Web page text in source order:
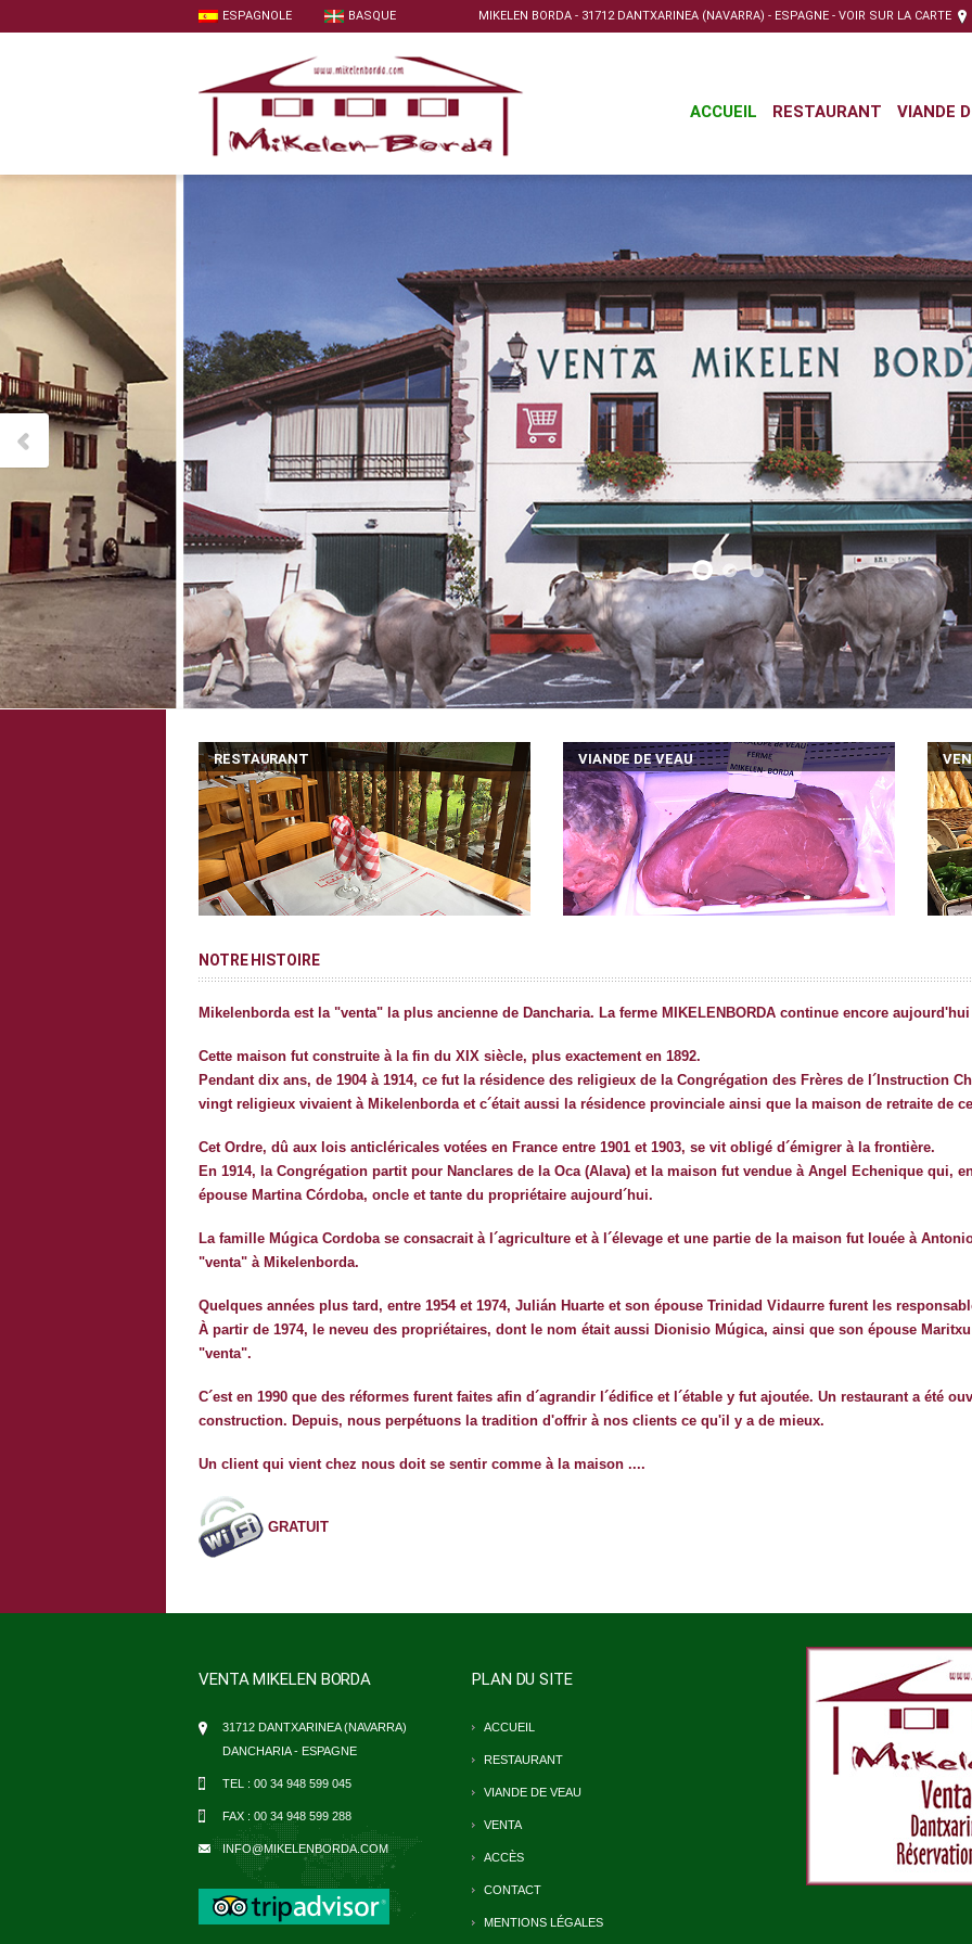
ESPAGNOLE BASQUE MIKELEN BORDA - 31712 DANTXARINEA (NAVARRA) - ESPAGNE - VOIR SUR LA CARTE
ACCUEIL RESTAURANT VIANDE
RESTAURANT VIANDE DE VEAU
NOTRE HISTOIRE
Mikelenborda est la "venta" la plus ancienne de Dancharia. La ferme MIKELENBORDA continue encore
Cette maison fut construite à la fin du XIX siècle, plus exactement en 1892.
Pendant dix ans, de 1904 à 1914, ce fut la résidence des religieux de la Congrégation des Frères de l´Instruction
vingt religieux vivaient à Mikelenborda et c´était aussi la résidence provinciale ainsi que la maison de retraite de
Cet Ordre, dû aux lois anticléricales votées en France entre 1901 et 1903, se vit obligé d´émigrer à la frontière.
En 1914, la Congrégation partit pour Nanclares de la Oca (Alava) et la maison fut vendue à Angel Echenique qui,
épouse Martina Córdoba, oncle et tante du propriétaire aujourd´hui.
La famille Múgica Cordoba se consacrait à l´agriculture et à l´élevage et une partie de la maison fut louée à
"venta" à Mikelenborda.
Quelques années plus tard, entre 1954 et 1974, Julián Huarte et son épouse Trinidad Vidaurre furent les
À partir de 1974, le neveu des propriétaires, dont le nom était aussi Dionisio Múgica, ainsi que son épouse
"venta".
C´est en 1990 que des réformes furent faites afin d´agrandir l´édifice et l´étable y fut ajoutée. Un restaurant a été
construction. Depuis, nous perpétuons la tradition d'offrir à nos clients ce qu'il y a de mieux.
Un client qui vient chez nous doit se sentir comme à la maison ....
GRATUIT
VENTA MIKELEN BORDA
31712 DANTXARINEA (NAVARRA)
DANCHARIA - ESPAGNE
TEL : 00 34 948 599 045
FAX : 00 34 948 599 288
INFO@MIKELENBORDA.COM
PLAN DU SITE
ACCUEIL
RESTAURANT
VIANDE DE VEAU
VENTA
ACCÈS
CONTACT
MENTIONS LÉGALES